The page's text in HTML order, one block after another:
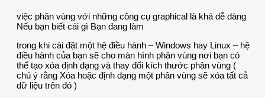
việc phân vùng với những công cụ graphical là khá dễ dàng
Nếu bạn biết cái gì Bạn đang làm
trong khi cài đặt một hệ điều hành – Windows hay Linux – hệ
điều hành của bạn sẽ cho màn hình phân vùng nơi bạn có
thể tạo xóa định dạng và thay đổi kích thước phân vùng (
chú ý rằng Xóa hoặc định dạng một phân vùng sẽ xóa tất cả
dữ liệu trên đó )